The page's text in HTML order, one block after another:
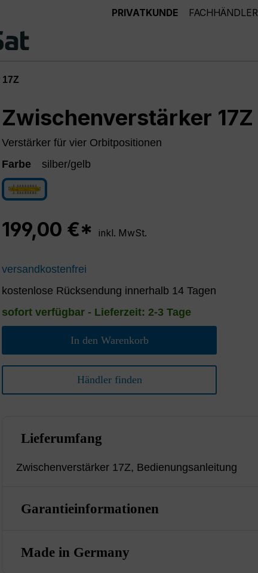
PRIVATKUNDE FACHHÄNDLER
Zwischenverstärker 17Z
Verstärker für vier Orbitpositionen
Farbe
silber/gelb
silber/gelb
199,00 €* inkl. MwSt.
versandkostenfrei
kostenlose Rücksendung innerhalb 14 Tagen
sofort verfügbar - Lieferzeit: 2-3 Tage
In den Warenkorb
Händler finden
Lieferumfang
Zwischenverstärker 17Z, Bedienungsanleitung
Garantieinformationen
Made in Germany